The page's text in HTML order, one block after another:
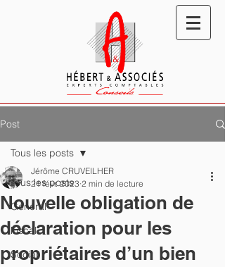
Post
Tous les posts
Général
Fiscal
Social
Tous les posts
Nouvelle obligation de
déclaration pour les
propriétaires d’un bien
Jérôme CRUVEILHER
21 févr. 2023 2 min de lecture